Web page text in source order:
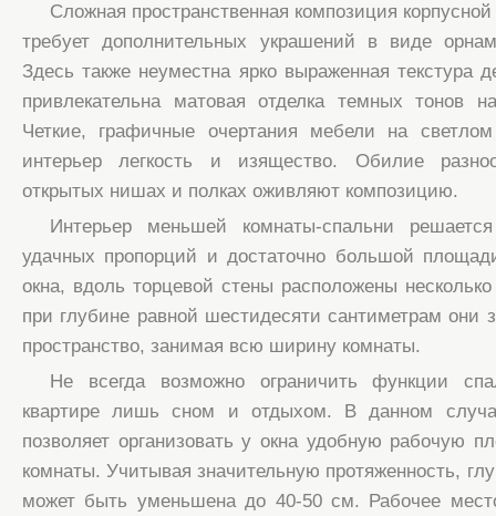
Сложная пространственная композиция
требует дополнительных украшений в виде
Здесь также неуместна ярко выраженная текстура
привлекательна матовая отделка темных тонов
Четкие, графичные очертания мебели на
интерьер легкость и изящество. Обилие
открытых нишах и полках оживляют композицию.
Интерьер меньшей комнаты-спальни
удачных пропорций и достаточно большой
окна, вдоль торцевой стены расположены
при глубине равной шестидесяти сантиметрам они
пространство, занимая всю ширину комнаты.
Не всегда возможно ограничить функции
квартире лишь сном и отдыхом. В данном
позволяет организовать у окна удобную рабочую
комнаты. Учитывая значительную протяженность,
может быть уменьшена до 40-50 см. Рабочее